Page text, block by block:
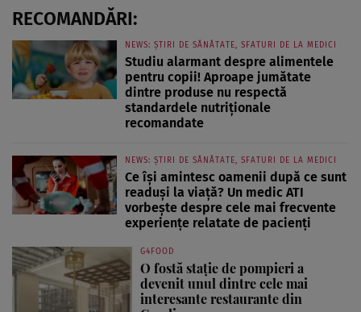
RECOMANDĂRI:
NEWS: ȘTIRI DE SĂNĂTATE, SFATURI DE LA MEDICI
Studiu alarmant despre alimentele
pentru copii! Aproape jumătate
dintre produse nu respectă
standardele nutriționale
recomandate
NEWS: ȘTIRI DE SĂNĂTATE, SFATURI DE LA MEDICI
Ce își amintesc oamenii după ce sunt
readuși la viață? Un medic ATI
vorbește despre cele mai frecvente
experiențe relatate de pacienți
G4FOOD
O fostă stație de pompieri a
devenit unul dintre cele mai
interesante restaurante din